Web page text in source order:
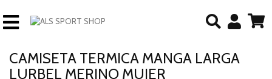
CAMISETA TERMICA MANGA LARGA
LURBEL MERINO MUJER